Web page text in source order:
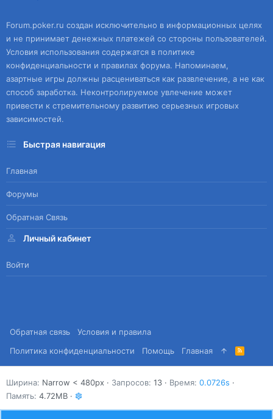
Forum.poker.ru создан исключительно в информационных целях
и не принимает денежных платежей со стороны пользователей.
Условия использования содержатся в политике
конфиденциальности и правилах форума. Напоминаем,
азартные игры должны расцениваться как развлечение, а не как
способ заработка. Неконтролируемое увлечение может
привести к стремительному развитию серьезных игровых
зависимостей.
Быстрая навигация
Главная
Форумы
Обратная Связь
Личный кабинет
Войти
Обратная связь
Условия и правила
Политика конфиденциальности
Помощь Главная
R
S
S
Ширина Запросов 13 Время 0.0726s
Память 4.72MB